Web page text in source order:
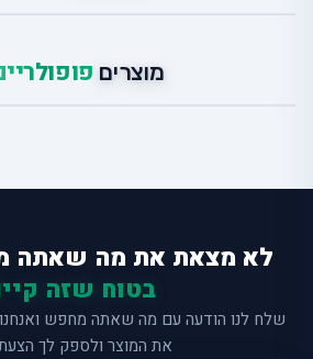
מוצרים
לא מצאת את מה שאתה
בטוח שזה
שלח לנו הודעה עם מה שאתה מחפש
את המוצר ולספק לך